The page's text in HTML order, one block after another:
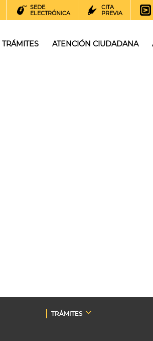
SEDE
ELECTRÓNICA
CITA
PREVIA
TRÁMITES ATENCIÓN CIUDADANA
TRÁMITES